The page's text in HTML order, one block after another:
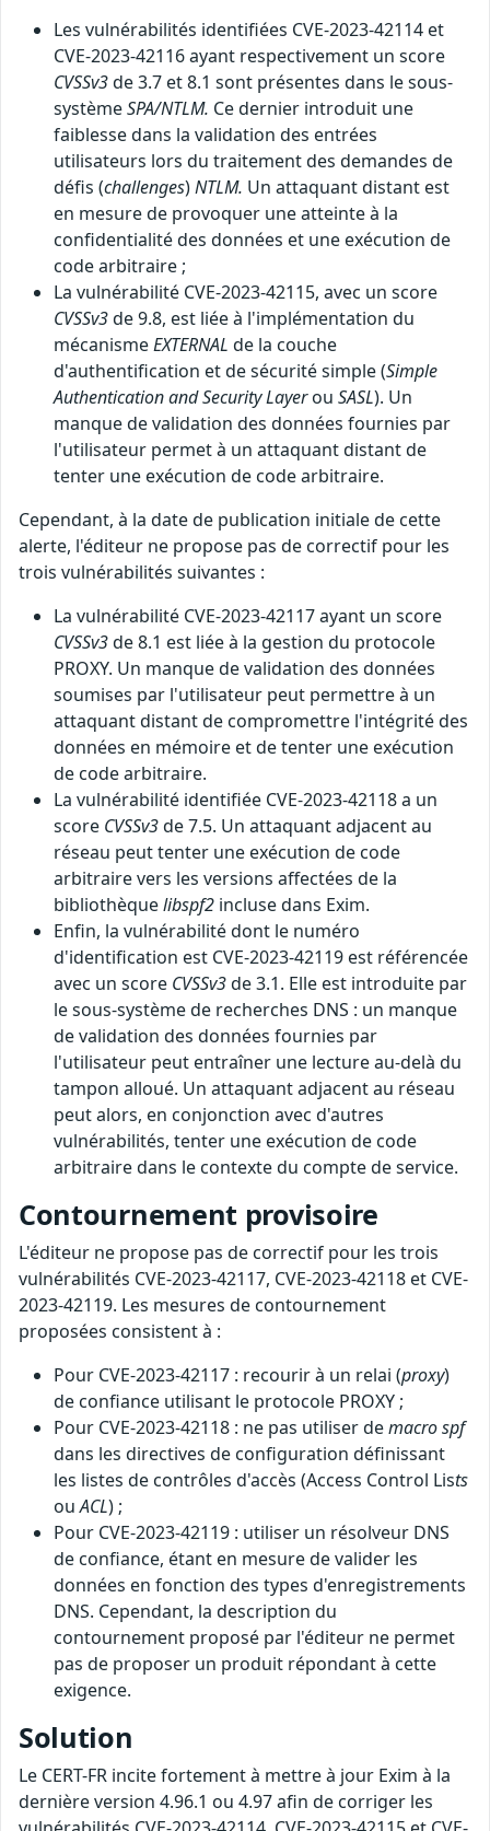
Les vulnérabilités identifiées CVE-2023-42114 et
CVE-2023-42116 ayant respectivement un score
CVSSv3de 3.7 et 8.1 sont présentes dans le sous-
systèmeSPA/NTLM. Ce dernier introduit une
faiblesse dans la validation des entrées
utilisateurs lors du traitement des demandes de
défis (challenges)NTLM. Un attaquant distant est
en mesure de provoquer une atteinte à la
confidentialité des données et une exécution de
code arbitraire ;
La vulnérabilité CVE-2023-42115, avec un score
CVSSv3de 9.8, est liée à l'implémentation du
mécanismeEXTERNAL de la couche
d'authentification et de sécurité simple (Simple
Authentication and Security Layerou SASL). Un
manque de validation des données fournies par
l'utilisateur permet à un attaquant distant de
tenter une exécution de code arbitraire.
Cependant, à la date de publication initiale de cette
alerte, l'éditeur ne propose pas de correctif pour les
trois vulnérabilités suivantes :
La vulnérabilité CVE-2023-42117 ayant un score
CVSSv3de 8.1 est liée à la gestion du protocole
PROXY. Un manque de validation des données
soumises par l'utilisateur peut permettre à un
attaquant distant de compromettre l'intégrité des
données en mémoire et de tenter une exécution
de code arbitraire.
La vulnérabilité identifiée CVE-2023-42118 a un
score CVSSv3de 7.5. Un attaquant adjacent au
réseau peut tenter une exécution de code
arbitraire vers les versions affectées de la
bibliothèquelibspf2 incluse dans Exim.
Enfin, la vulnérabilité dont le numéro
d'identification est CVE-2023-42119 est référencée
avec un score CVSSv3de 3.1. Elle est introduite par
le sous-système de recherches DNS : un manque
de validation des données fournies par
l'utilisateur peut entraîner une lecture au-delà du
tampon alloué. Un attaquant adjacent au réseau
peut alors, en conjonction avec d'autres
vulnérabilités, tenter une exécution de code
arbitraire dans le contexte du compte de service.
Contournement provisoire
L'éditeur ne propose pas de correctif pour les trois
vulnérabilités CVE-2023-42117, CVE-2023-42118 et CVE-
2023-42119. Les mesures de contournement
proposées consistent à :
Pour CVE-2023-42117 : recourir à un relai (proxy)
de confiance utilisant le protocole PROXY ;
Pour CVE-2023-42118 : ne pas utiliser demacrospf
dans les directives de configuration définissant
les listes de contrôles d'accès (Access Control Lists
ouACL) ;
Pour CVE-2023-42119 : utiliser un résolveur DNS
de confiance, étant en mesure de valider les
données en fonction des types d'enregistrements
DNS. Cependant, la description du
contournement proposé par l'éditeur ne permet
pas de proposer un produit répondant à cette
exigence.
Solution
Le CERT-FR incite fortement à mettre à jour Exim à la
dernière version 4.96.1 ou 4.97 afin de corriger les